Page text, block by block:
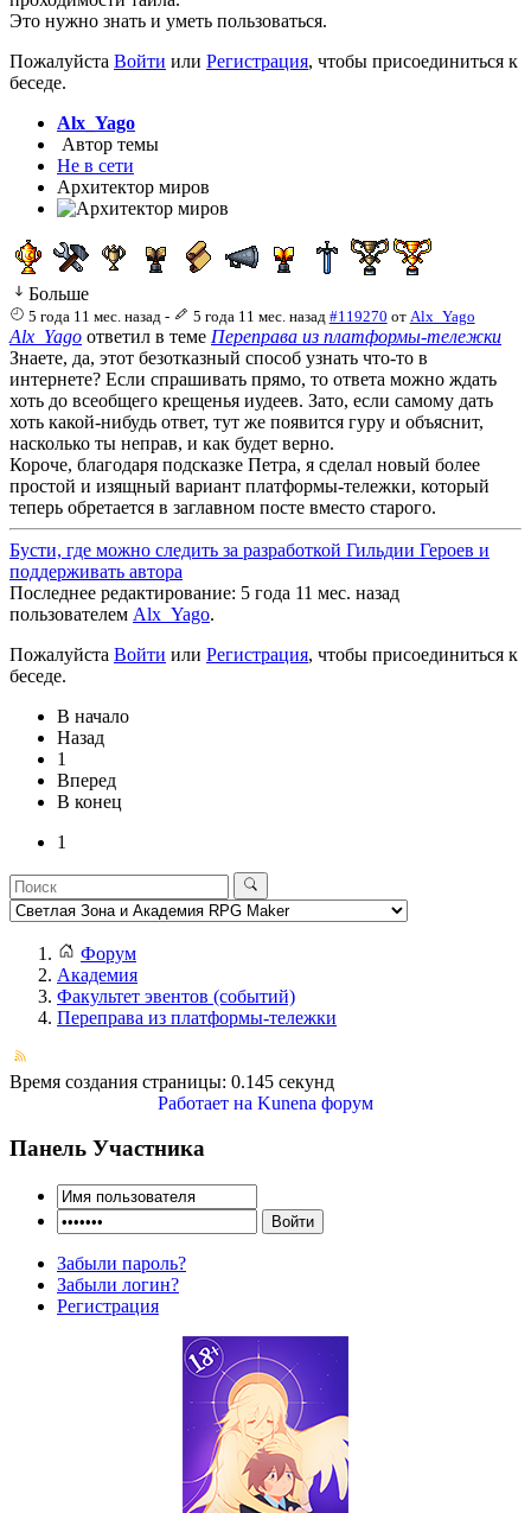
Это нужно знать и уметь пользоваться.
Пожалуйста Войти или Регистрация, чтобы присоединиться к
беседе.
Alx_Yago
Автор темы
Не в сети
Архитектор миров
Больше
5 года 11 мес. назад - 5 года 11 мес. назад #119270 от Alx_Yago
Alx_Yago ответил в теме Переправа из платформы-тележки
Знаете, да, этот безотказный способ узнать что-то в
интернете? Если спрашивать прямо, то ответа можно ждать
хоть до всеобщего крещенья иудеев. Зато, если самому дать
хоть какой-нибудь ответ, тут же появится гуру и объяснит,
насколько ты неправ, и как будет верно.
Короче, благодаря подсказке Петра, я сделал новый более
простой и изящный вариант платформы-тележки, который
теперь обретается в заглавном посте вместо старого.
Бусти, где можно следить за разработкой Гильдии Героев и
поддерживать автора
Последнее редактирование: 5 года 11 мес. назад
пользователем Alx_Yago.
Пожалуйста Войти или Регистрация, чтобы присоединиться к
беседе.
В начало
Назад
1
Вперед
В конец
1
Форум
Академия
Факультет эвентов (событий)
Переправа из платформы-тележки
Время создания страницы: 0.145 секунд
Работает на Kunena форум
Панель Участника
Забыли пароль?
Забыли логин?
Регистрация